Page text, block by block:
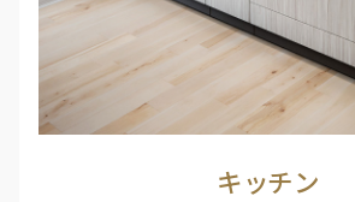
キッチン